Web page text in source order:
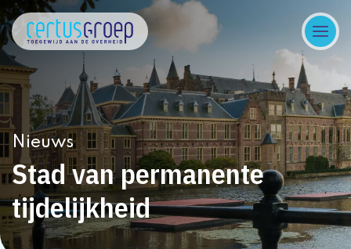
Nieuws
Stad van permanente
tijdelijkheid